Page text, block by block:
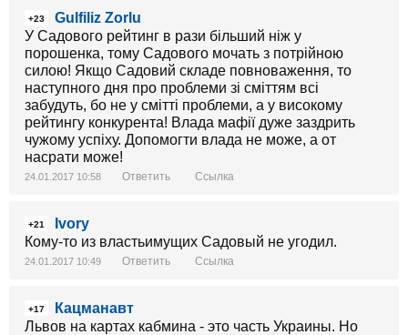
+23
Gulfiliz Zorlu
У Садового рейтинг в рази більший ніж у
порошенка, тому Садового мочать з потрійною
силою! Якщо Садовий складе повноваження, то
наступного дня про проблеми зі сміттям всі
забудуть, бо не у смітті проблеми, а у високому
рейтингу конкурента! Влада мафії дуже заздрить
чужому успіху. Допомогти влада не може, а от
насрати може!
24.01.2017 10:58 Ответить Ссылка
+21
Ivory
Кому-то из властьимущих Садовый не угодил.
24.01.2017 10:49 Ответить Ссылка
+17
Кацманавт
Львов на картах кабмина - это часть Украины. Но